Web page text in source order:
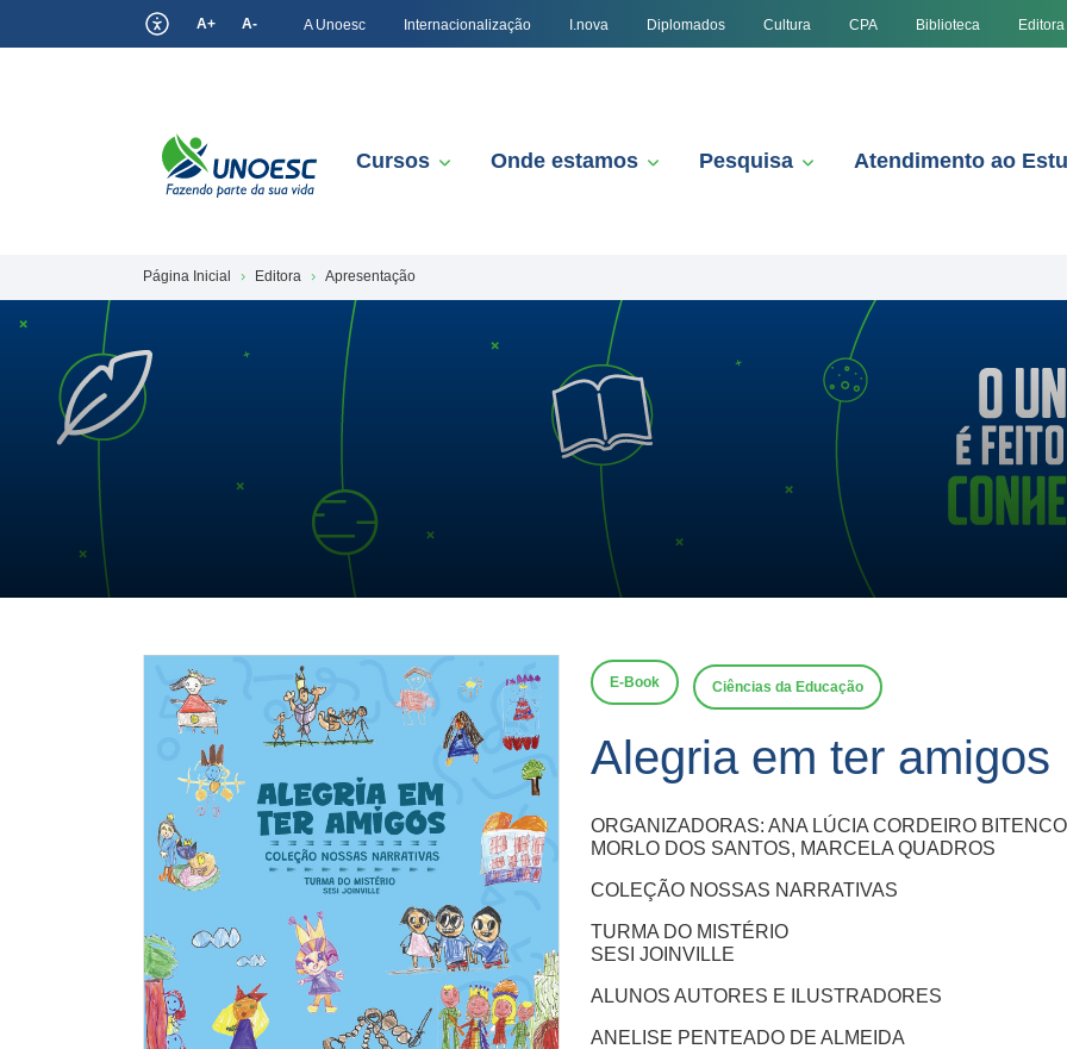
A+ A- A Unoesc Internacionalização I.nova Diplomados Cultura CPA Biblioteca Editora
Cursos Onde estamos Pesquisa Atendimento ao
Página Inicial Editora Apresentação
E-Book Ciências da Educação
Alegria em ter amigos
ORGANIZADORAS: ANA LÚCIA CORDEIRO
MORLO DOS SANTOS, MARCELA QUADROS
COLEÇÃO NOSSAS NARRATIVAS
TURMA DO MISTÉRIO
SESI JOINVILLE
ALUNOS AUTORES E ILUSTRADORES
ANELISE PENTEADO DE ALMEIDA